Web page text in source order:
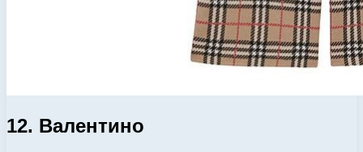
12. Валентино